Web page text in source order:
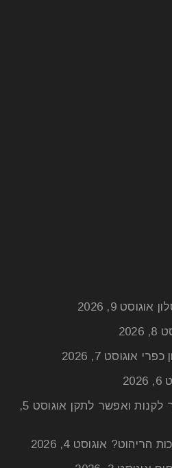
להתחבר מחדש למשפחה אם
מאוד בחייהם של
אוגוסט 9, 2026
כפרי אוגוסט 7, 2026
לקנות ואפשר לתקן
אוגוסט 5,
הריהוט? אוגוסט 4, 2026